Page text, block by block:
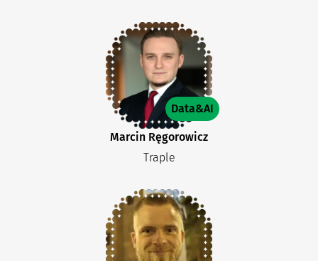
Data&AI
Marcin Ręgorowicz
Traple